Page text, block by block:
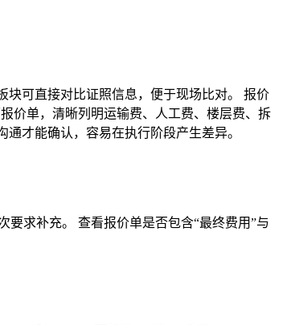
块可直接对比证照信息，便于现场比对。 报价
价单，清晰列明运输费、人工费、楼层费、拆
才能确认，容易在执行阶段产生差异。
求补充。 查看报价单是否包含“最终费用”与